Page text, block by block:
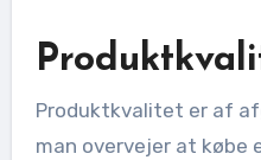
Produktkvalitet er af
man overvejer at